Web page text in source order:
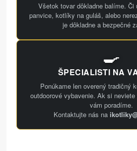
Všetok tovar dôkladne balíme. Či
panvice, kotlíky na guláš, alebo
je dôkladne a bezpečné
🍳
ŠPECIALISTI NA
Ponúkame len overený tradičný
outdoorové vybavenie. Ak si
vám poradíme.
Kontaktujte nás na